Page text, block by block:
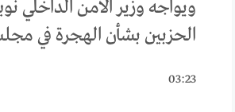
ويواجه وزير الأمن الداخلي
الحزبين بشأن الهجرة في
03:23